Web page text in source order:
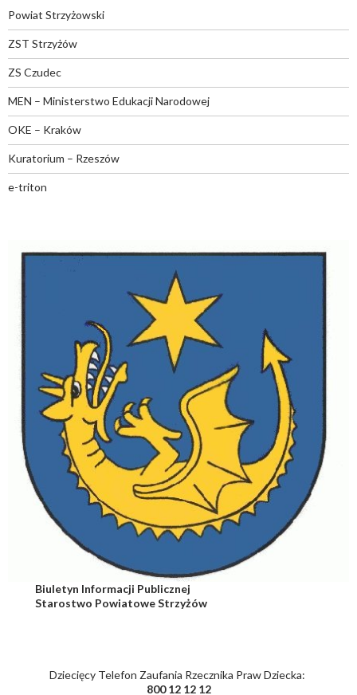
Powiat Strzyżowski
ZST Strzyżów
ZS Czudec
MEN – Ministerstwo Edukacji Narodowej
OKE – Kraków
Kuratorium – Rzeszów
e-triton
Biuletyn Informacji Publicznej
Starostwo Powiatowe Strzyżów
Dziecięcy Telefon Zaufania Rzecznika Praw Dziecka:
800 12 12 12